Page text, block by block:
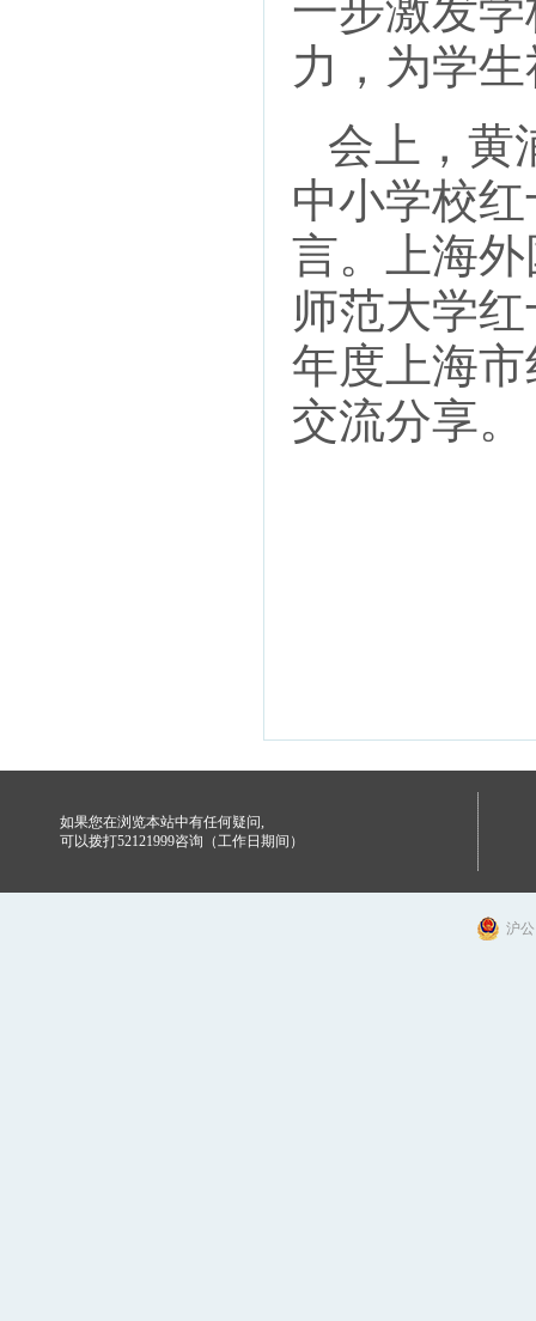
一步激发
力，为学
会上，黄
中小学校
言。上海
师范大学
年度上海
交流分享。
如果您在浏览本站中有任何疑问,
可以拨打52121999咨询（工作日期间）
沪公